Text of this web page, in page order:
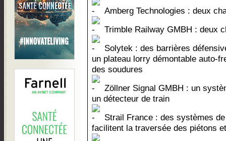
Amberg Technologies : deux
Trimble Railway GMBH : deux
Solytek : des barrières
un plateau lorry démontable auto-
des soudures
Zöllner Signal GMBH : un
un détecteur de train
Strail France : des systèmes
facilitent la traversée des piétons